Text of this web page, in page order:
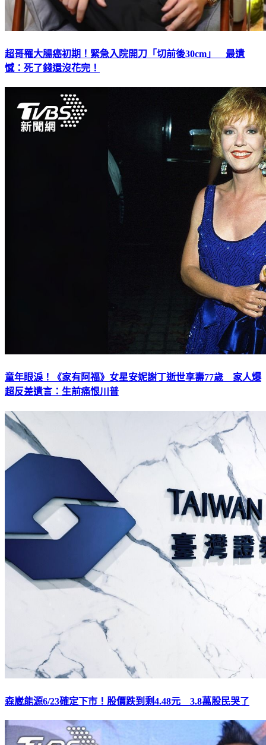
超哥罹大腸癌初期！緊急入院開刀「切前後30cm」 最遺
憾：死了錢還沒花完！
童年眼淚！《家有阿福》女星安妮謝丁逝世享壽77歲 家人爆
超反差遺言：生前痛恨川普
森崴能源6/23確定下市！股價跌到剩4.48元 3.8萬股民哭了